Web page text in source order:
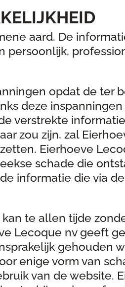
aard. De
opdat de ter
deze
verstrekte
zou zijn, zal
Eierhoeve
schade die
informatie die via
te allen tijde
Lecoque nv geeft
gehouden
enige vorm van
van de website.